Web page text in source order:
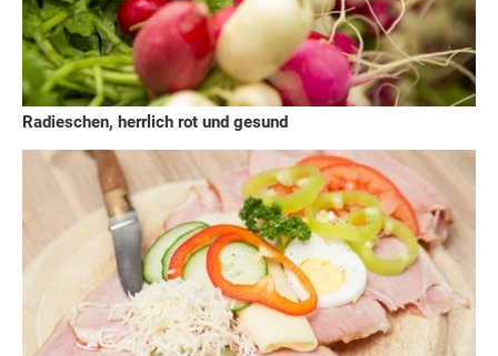
Radieschen, herrlich rot und gesund